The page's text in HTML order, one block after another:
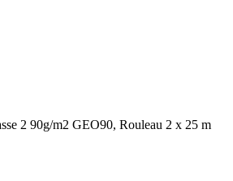
2 90g/m2 GEO90, Rouleau 2 x 25 m